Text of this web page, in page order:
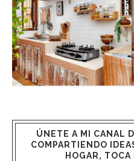
ÚNETE A MI CANAL
COMPARTIENDO
HOGAR,